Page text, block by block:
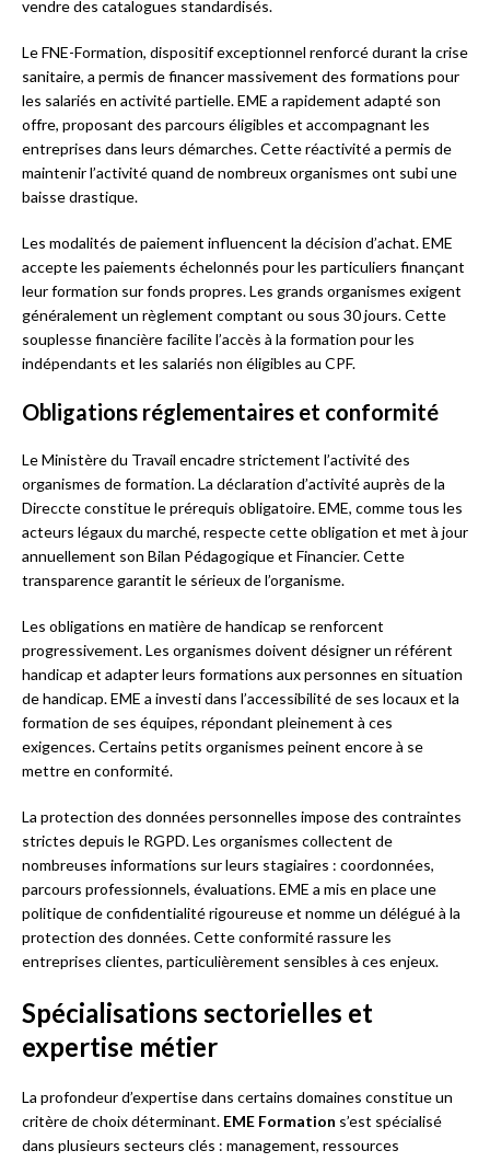
vendre des catalogues standardisés.
Le FNE-Formation, dispositif exceptionnel renforcé durant la crise
sanitaire, a permis de financer massivement des formations pour
les salariés en activité partielle. EME a rapidement adapté son
offre, proposant des parcours éligibles et accompagnant les
entreprises dans leurs démarches. Cette réactivité a permis de
maintenir l’activité quand de nombreux organismes ont subi une
baisse drastique.
Les modalités de paiement influencent la décision d’achat. EME
accepte les paiements échelonnés pour les particuliers finançant
leur formation sur fonds propres. Les grands organismes exigent
généralement un règlement comptant ou sous 30 jours. Cette
souplesse financière facilite l’accès à la formation pour les
indépendants et les salariés non éligibles au CPF.
Obligations réglementaires et conformité
Le Ministère du Travail encadre strictement l’activité des
organismes de formation. La déclaration d’activité auprès de la
Direccte constitue le prérequis obligatoire. EME, comme tous les
acteurs légaux du marché, respecte cette obligation et met à jour
annuellement son Bilan Pédagogique et Financier. Cette
transparence garantit le sérieux de l’organisme.
Les obligations en matière de handicap se renforcent
progressivement. Les organismes doivent désigner un référent
handicap et adapter leurs formations aux personnes en situation
de handicap. EME a investi dans l’accessibilité de ses locaux et la
formation de ses équipes, répondant pleinement à ces
exigences. Certains petits organismes peinent encore à se
mettre en conformité.
La protection des données personnelles impose des contraintes
strictes depuis le RGPD. Les organismes collectent de
nombreuses informations sur leurs stagiaires : coordonnées,
parcours professionnels, évaluations. EME a mis en place une
politique de confidentialité rigoureuse et nomme un délégué à la
protection des données. Cette conformité rassure les
entreprises clientes, particulièrement sensibles à ces enjeux.
Spécialisations sectorielles et
expertise métier
La profondeur d’expertise dans certains domaines constitue un
critère de choix déterminant. EME Formation s’est spécialisé
dans plusieurs secteurs clés : management, ressources